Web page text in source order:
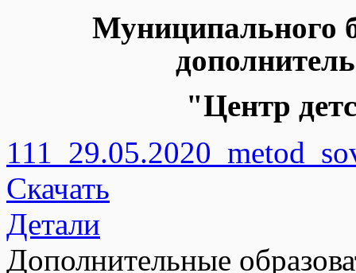
Муниципального
"Центр
Скачать
Детали
Дополнительные